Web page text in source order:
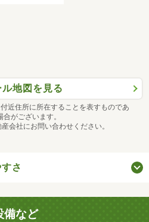
地図を見る
近住所に所在することを表すものであ
がございます。
会社にお問い合わせください。
さ
備など